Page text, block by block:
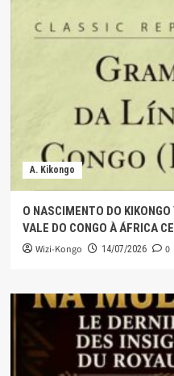
A. Kikongo
O NASCIMENTO DO
VALE DO CONGO À ÁFRICA
Wizi-Kongo 14/07/2026 0